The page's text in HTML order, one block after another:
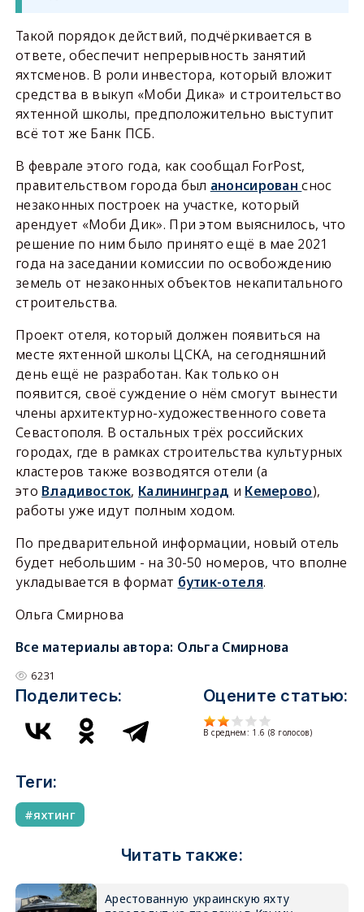
Такой порядок действий, подчёркивается в
ответе, обеспечит непрерывность занятий
яхтсменов. В роли инвестора, который вложит
средства в выкуп «Моби Дика» и строительство
яхтенной школы, предположительно выступит
всё тот же Банк ПСБ.
В феврале этого года, как сообщал ForPost,
правительством города был анонсированснос
незаконных построек на участке, который
арендует «Моби Дик». При этом выяснилось, что
решение по ним было принято ещё в мае 2021
года на заседании комиссии по освобождению
земель от незаконных объектов некапитального
строительства.
Проект отеля, который должен появиться на
месте яхтенной школы ЦСКА, на сегодняшний
день ещё не разработан. Как только он
появится, своё суждение о нём смогут вынести
члены архитектурно-художественного совета
Севастополя. В остальных трёх российских
городах, где в рамках строительства культурных
кластеров также возводятся отели (а
это Владивосток, Калининград и Кемерово),
работы уже идут полным ходом.
По предварительной информации, новый отель
будет небольшим - на 30-50 номеров, что вполне
укладывается в формат бутик-отеля.
Ольга Смирнова
Все материалы автора: Ольга Смирнова
6231
Поделитесь: Оцените статью:
В среднем: 1.6 (8 голосов)
Теги:
яхтинг
Читать также:
Арестованную украинскую яхту